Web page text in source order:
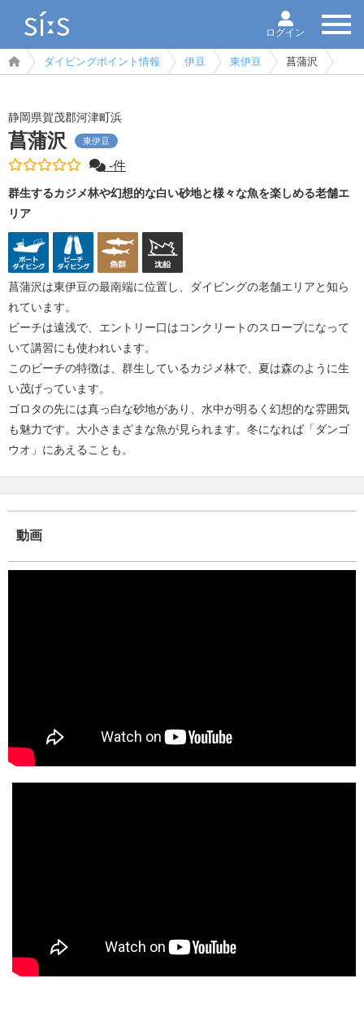
ログイン
ダイビングポイント情報 伊豆 東伊豆 菖蒲沢
静岡県賀茂郡河津町浜
菖蒲沢 東伊豆
-件
群生するカジメ林や幻想的な白い砂地と様々な魚を楽しめる老舗エ
リア
菖蒲沢は東伊豆の最南端に位置し、ダイビングの老舗エリアと知ら
れています。
ビーチは遠浅で、エントリー口はコンクリートのスロープになって
いて講習にも使われいます。
このビーチの特徴は、群生しているカジメ林で、夏は森のように生
い茂げっています。
ゴロタの先には真っ白な砂地があり、水中が明るく幻想的な雰囲気
も魅力です。大小さまざまな魚が見られます。冬になれば「ダンゴ
ウオ」にあえることも。
動画